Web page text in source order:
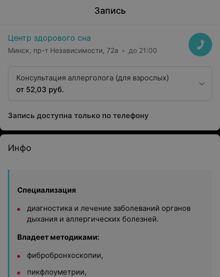
Запись
Центр здорового сна
Минск, пр-т Независимости, 72а до 21:00
Консультация аллерголога (для взрослых)
от 52,03 руб.
Запись доступна только по телефону
Инфо
Специализация
диагностика и лечение заболеваний органов
дыхания и аллергических болезней.
Владеет методиками:
фибробронхоскопии,
пикфлоуметрии,